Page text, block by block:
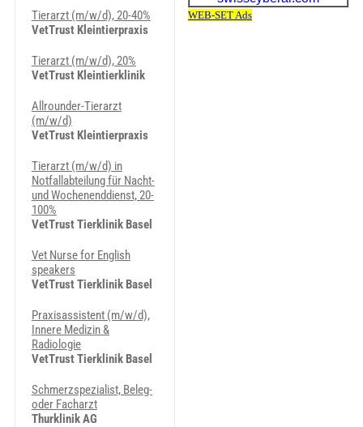
Tierarzt (m/w/d), 20-40%
VetTrust Kleintierpraxis
Tierarzt (m/w/d), 20%
VetTrust Kleintierklinik
Allrounder-Tierarzt
(m/w/d)
VetTrust Kleintierpraxis
Tierarzt (m/w/d) in
Notfallabteilung für Nacht-
und Wochenenddienst, 20-
100%
VetTrust Tierklinik Basel
Vet Nurse for English
speakers
VetTrust Tierklinik Basel
Pra­xi­sas­sis­ten­t (m/w/d),
Innere Medizin &
Radiologie
VetTrust Tierklinik Basel
Schmerzspezialist, Beleg-
oder Facharzt
Thurklinik AG